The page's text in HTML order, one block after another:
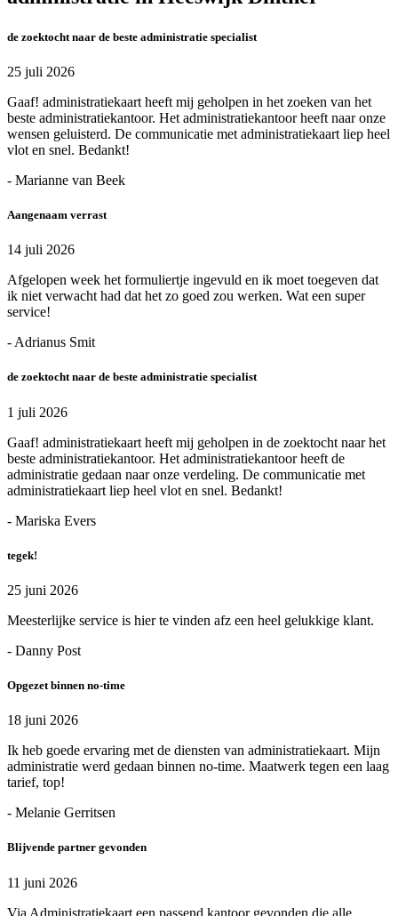
de zoektocht naar de beste administratie specialist
25 juli 2026
Gaaf! administratiekaart heeft mij geholpen in het zoeken van het
beste administratiekantoor. Het administratiekantoor heeft naar onze
wensen geluisterd. De communicatie met administratiekaart liep heel
vlot en snel. Bedankt!
- Marianne van Beek
Aangenaam verrast
14 juli 2026
Afgelopen week het formuliertje ingevuld en ik moet toegeven dat
ik niet verwacht had dat het zo goed zou werken. Wat een super
service!
- Adrianus Smit
de zoektocht naar de beste administratie specialist
1 juli 2026
Gaaf! administratiekaart heeft mij geholpen in de zoektocht naar het
beste administratiekantoor. Het administratiekantoor heeft de
administratie gedaan naar onze verdeling. De communicatie met
administratiekaart liep heel vlot en snel. Bedankt!
- Mariska Evers
tegek!
25 juni 2026
Meesterlijke service is hier te vinden afz een heel gelukkige klant.
- Danny Post
Opgezet binnen no-time
18 juni 2026
Ik heb goede ervaring met de diensten van administratiekaart. Mijn
administratie werd gedaan binnen no-time. Maatwerk tegen een laag
tarief, top!
- Melanie Gerritsen
Blijvende partner gevonden
11 juni 2026
Via Administratiekaart een passend kantoor gevonden die alle